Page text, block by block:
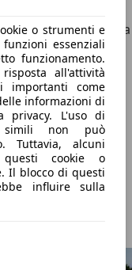
o strumenti e
essenziali
funzionamento.
all'attività
importanti come
informazioni di
privacy. L'uso di
simili non può
Tuttavia, alcuni
questi cookie o
Il blocco di questi
influire sulla
impacciata tra
poco preciso,
che offre una
si spinge. Le
accelerazione si
termico, mentre
motore turbo
non è il massimo
i 2.100 kg.Le
sono solo